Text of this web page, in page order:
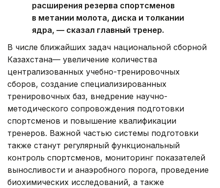
расширения резерва спортсменов
в метании молота, диска и толкании
ядра, — сказал главный тренер.
В числе ближайших задач национальной сборной
Казахстана— увеличение количества
централизованных учебно-тренировочных
сборов, создание специализированных
тренировочных баз, внедрение научно-
методического сопровождения подготовки
спортсменов и повышение квалификации
тренеров. Важной частью системы подготовки
также станут регулярный функциональный
контроль спортсменов, мониторинг показателей
выносливости и анаэробного порога, проведение
биохимических исследований, а также